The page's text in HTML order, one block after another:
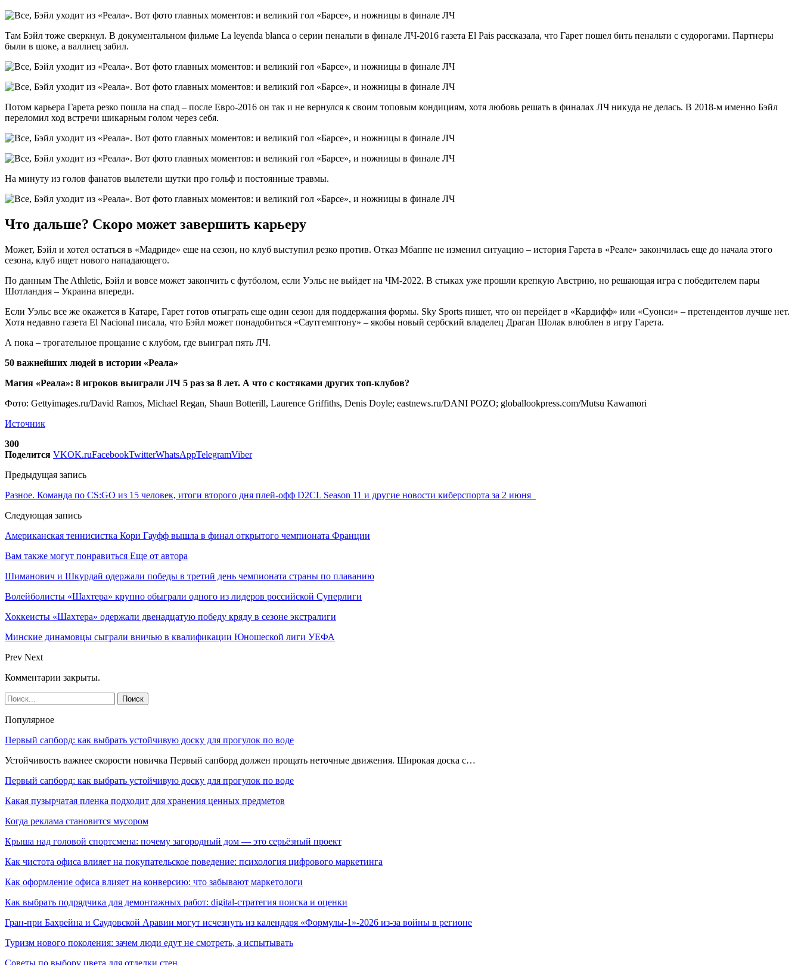
Там Бэйл тоже сверкнул. В документальном фильме La leyenda blanca о серии пенальти в финале ЛЧ-2016 газета El Pais рассказала, что Гарет пошел бить пенальти с судорогами. Партнеры
были в шоке, а валлиец забил.
Потом карьера Гарета резко пошла на спад – после Евро-2016 он так и не вернулся к своим топовым кондициям, хотя любовь решать в финалах ЛЧ никуда не делась. В 2018-м именно Бэйл
переломил ход встречи шикарным голом через себя.
На минуту из голов фанатов вылетели шутки про гольф и постоянные травмы.
Что дальше? Скоро может завершить карьеру
Может, Бэйл и хотел остаться в «Мадриде» еще на сезон, но клуб выступил резко против. Отказ Мбаппе не изменил ситуацию – история Гарета в «Реале» закончилась еще до начала этого
сезона, клуб ищет нового нападающего.
По данным The Athletic, Бэйл и вовсе может закончить с футболом, если Уэльс не выйдет на ЧМ-2022. В стыках уже прошли крепкую Австрию, но решающая игра с победителем пары
Шотландия – Украина впереди.
Если Уэльс все же окажется в Катаре, Гарет готов отыграть еще один сезон для поддержания формы. Sky Sports пишет, что он перейдет в «Кардифф» или «Суонси» – претендентов лучше нет.
Хотя недавно газета El Nacional писала, что Бэйл может понадобиться «Саутгемптону» – якобы новый сербский владелец Драган Шолак влюблен в игру Гарета.
А пока – трогательное прощание с клубом, где выиграл пять ЛЧ.
50 важнейших людей в истории «Реала»
Магия «Реала»: 8 игроков выиграли ЛЧ 5 раз за 8 лет. А что с костяками других топ-клубов?
Фото: Gettyimages.ru/David Ramos, Michael Regan, Shaun Botterill, Laurence Griffiths, Denis Doyle; eastnews.ru/DANI POZO; globallookpress.com/Mutsu Kawamori
Источник
300
Поделится VKOK.ruFacebookTwitterWhatsAppTelegramViber
Предыдущая запись
Разное. Команда по CS:GO из 15 человек, итоги второго дня плей-офф D2CL Season 11 и другие новости киберспорта за 2 июня
Следующая запись
Американская теннисистка Кори Гауфф вышла в финал открытого чемпионата Франции
Вам также могут понравиться Еще от автора
Шиманович и Шкурдай одержали победы в третий день чемпионата страны по плаванию
Волейболисты «Шахтера» крупно обыграли одного из лидеров российской Суперлиги
Хоккеисты «Шахтера» одержали двенадцатую победу кряду в сезоне экстралиги
Минские динамовцы сыграли вничью в квалификации Юношеской лиги УЕФА
Prev Next
Комментарии закрыты.
Популярное
Первый сапборд: как выбрать устойчивую доску для прогулок по воде
Устойчивость важнее скорости новичка Первый сапборд должен прощать неточные движения. Широкая доска с…
Первый сапборд: как выбрать устойчивую доску для прогулок по воде
Какая пузырчатая пленка подходит для хранения ценных предметов
Когда реклама становится мусором
Крыша над головой спортсмена: почему загородный дом — это серьёзный проект
Как чистота офиса влияет на покупательское поведение: психология цифрового маркетинга
Как оформление офиса влияет на конверсию: что забывают маркетологи
Как выбрать подрядчика для демонтажных работ: digital-стратегия поиска и оценки
Гран-при Бахрейна и Саудовской Аравии могут исчезнуть из календаря «Формулы-1»-2026 из-за войны в регионе
Туризм нового поколения: зачем люди едут не смотреть, а испытывать